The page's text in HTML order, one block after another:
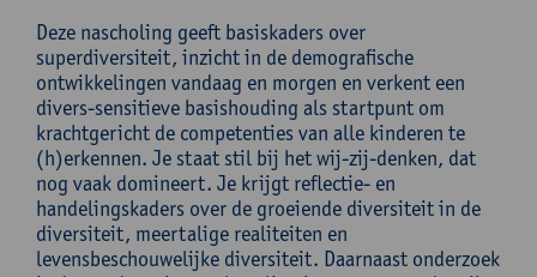
Deze nascholing geeft basiskaders over
superdiversiteit, inzicht in de demografische
ontwikkelingen vandaag en morgen en verkent een
divers-sensitieve basishouding als startpunt om
krachtgericht de competenties van alle kinderen te
(h)erkennen. Je staat stil bij het wij-zij-denken, dat
nog vaak domineert. Je krijgt reflectie- en
handelingskaders over de groeiende diversiteit in de
diversiteit, meertalige realiteiten en
levensbeschouwelijke diversiteit. Daarnaast onderzoek